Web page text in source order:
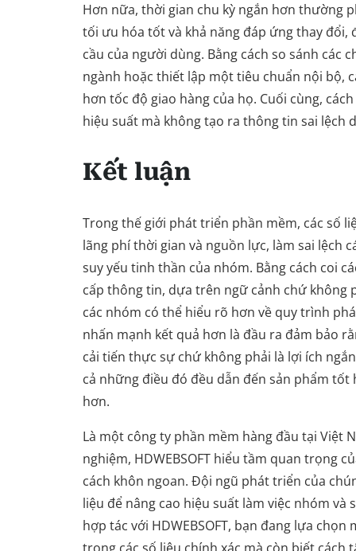
Hơn nữa, thời gian chu kỳ ngắn hơn thường
tối ưu hóa tốt và khả năng đáp ứng thay đổi,
cầu của người dùng. Bằng cách so sánh các
ngành hoặc thiết lập một tiêu chuẩn nội bộ,
hơn tốc độ giao hàng của họ. Cuối cùng,
hiệu suất mà không tạo ra thông tin sai lệch
Kết luận
Trong thế giới phát triển phần mềm, các số
lãng phí thời gian và nguồn lực, làm sai lệch
suy yếu tinh thần của nhóm. Bằng cách coi
cấp thông tin, dựa trên ngữ cảnh chứ không
các nhóm có thể hiểu rõ hơn về quy trình
nhấn mạnh kết quả hơn là đầu ra đảm bảo
cải tiến thực sự chứ không phải là lợi ích
cả những điều đó đều dẫn đến sản phẩm
hơn.
Là một công ty phần mềm hàng đầu tại Việt
nghiệm, HDWEBSOFT hiểu tầm quan trọng
cách khôn ngoan. Đội ngũ phát triển của
liệu để nâng cao hiệu suất làm việc nhóm và
hợp tác với HDWEBSOFT, bạn đang lựa